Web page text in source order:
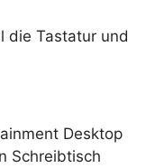
die Tastatur und
Desktop
Schreibtisch